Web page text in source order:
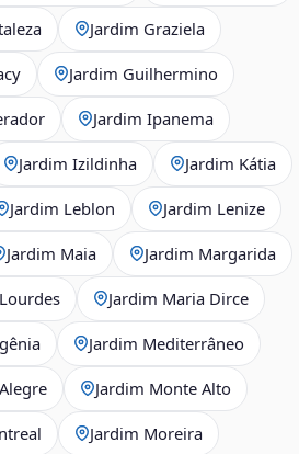
Jardim Graziela
Jardim Guilhermino
Jardim Ipanema
Jardim Izildinha Jardim Kátia
Jardim Leblon Jardim Lenize
Jardim Maia Jardim Margarida
Jardim Maria Dirce
Jardim Mediterrâneo
Jardim Monte Alto
Jardim Moreira